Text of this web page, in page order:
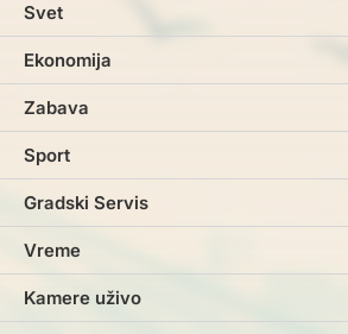
Svet
Ekonomija
Zabava
Sport
Gradski Servis
Vreme
Kamere uživo